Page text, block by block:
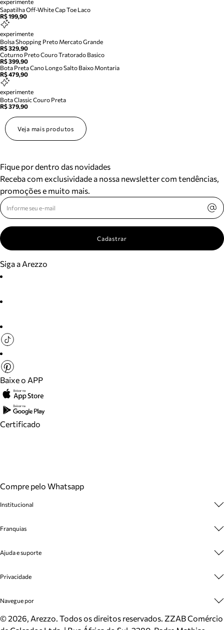
experimente
Sapatilha Off-White Cap Toe Laco
R$ 199,90
experimente
Bolsa Shopping Preto Mercato Grande
R$ 329,90
Coturno Preto Couro Tratorado Basico
R$ 399,90
Bota Preta Cano Longo Salto Baixo Montaria
R$ 479,90
experimente
Bota Classic Couro Preta
R$ 379,90
Veja mais produtos
Fique por dentro das novidades
Receba com exclusividade a nossa newsletter com tendências,
promoções e muito mais.
Cadastrar
Siga a Arezzo
Baixe o APP
Certificado
Compre pelo Whatsapp
Institucional
Cashback
Venda Corporativa
Mapa do Site
Inverno
Mundo Arezzo
Franquias
Plano de Negócio
Ajuda e suporte
Cadastro
Meus Pedidos
Trocas e Devoluções
Privacidade
Politica e Privacidade
Navegue por
Sapatos
©2026, Arezzo. Todos os direitos reservados. ZZAB Comércio